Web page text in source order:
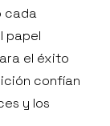
cada
papel
el éxito
confían
y los